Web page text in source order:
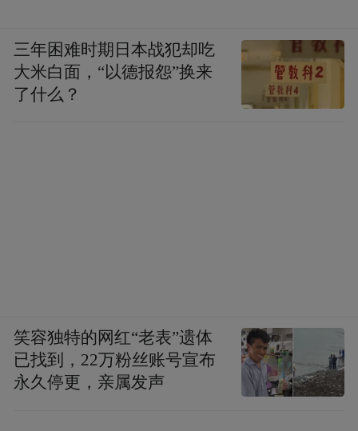
三年困难时期日本战犯却吃
大米白面，“以德报怨”换来
了什么？
笑容独特的网红“老表”遗体
已找到，22万粉丝账号宣布
永久停更，亲属发声